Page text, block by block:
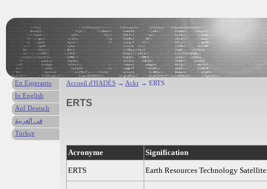
Accueil d'HADÈS → Ackr → ERTS
ERTS
Acronyme
Signification
ERTS
Earth Resources Technology Satellite
En Esperanto
In English
Auf Deutsch
في العربية
Türkçe